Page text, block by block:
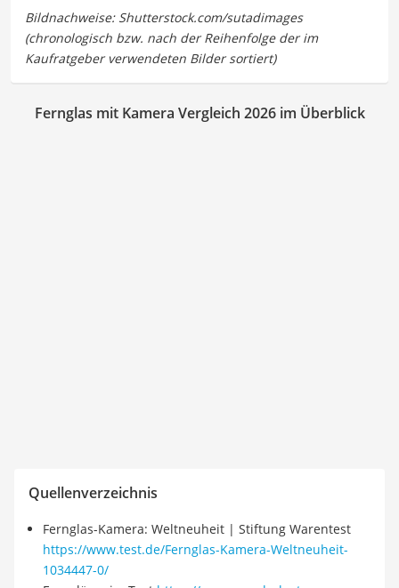
Fernglas mit Kamera Vergleich 2026 im Überblick
Quellenverzeichnis
Fernglas-Kamera: Weltneuheit | Stiftung Warentest
https://www.test.de/Fernglas-Kamera-Weltneuheit-
1034447-0/